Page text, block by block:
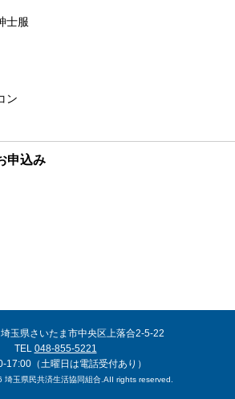
士服
ン
申込み
玉県さいたま市中央区上落合2-5-22
TEL 048-855-5221
17:00（土曜日は電話受付あり）
玉県民共済生活協同組合.AII rights reserved.